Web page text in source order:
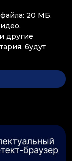
20 МБ.
.
другие
будут